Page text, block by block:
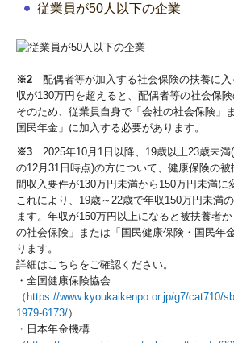
従業員が50人以下の企業
※2 配偶者等が加入する社会保険の扶養に
収が130万円を超えると、配偶者等の社会保険
そのため、従業員自身で「会社の社会保険」
国民年金」に加入する必要があります。
※3 2025年10月1日以降、19歳以上23歳未
の12月31日時点)の方について、健康保険の
間収入要件が130万円未満から150万円未満に
これにより、19歳～22歳で年収150万円未満
ます。年収が150万円以上になると被扶養者
の社会保険」または「国民健康保険・国民年
ります。
詳細はこちらをご確認ください。
・全国健康保険協会
（ https://www.kyoukaikenpo.or.jp/g7/cat710/
1979-6173/）
・日本年金機構